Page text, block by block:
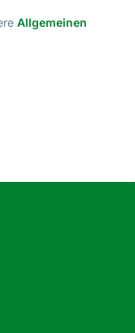
Allgemeinen